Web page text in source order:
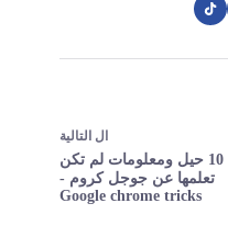
ال التالية
10 حيل ومعلومات لم تكن
تعلمها عن جوجل كروم -
Google chrome tricks